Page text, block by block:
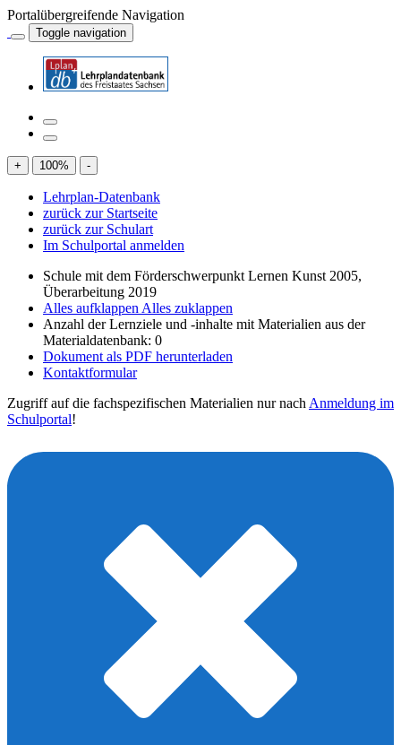
Portalübergreifende Navigation
Toggle navigation
+ 100% -
Lehrplan-Datenbank
zurück zur Startseite
zurück zur Schulart
Im Schulportal anmelden
Schule mit dem Förderschwerpunkt Lernen Kunst 2005,
Überarbeitung 2019
Alles aufklappen Alles zuklappen
Anzahl der Lernziele und -inhalte mit Materialien aus der
Materialdatenbank: 0
Dokument als PDF herunterladen
Kontaktformular
Zugriff auf die fachspezifischen Materialien nur nach Anmeldung im
Schulportal!